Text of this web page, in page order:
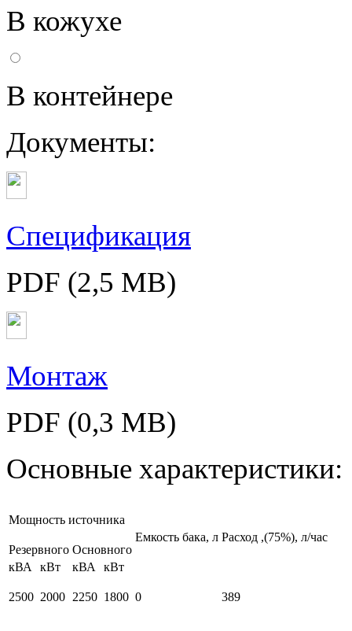
В кожухе
В контейнере
Документы:
Спецификация
PDF (2,5 MB)
Монтаж
PDF (0,3 MB)
Основные характеристики:
Мощность источника
Емкость бака, л Расход ,(75%), л/час
Резервного Основного
кВА
кВт кВА кВт
2500 2000 2250 1800 0 389